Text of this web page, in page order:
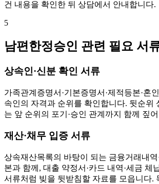
건 내용을 확인한 뒤 상담에서 안내합니다.
5
남편한정승인 관련 필요 서
상속인·신분 확인 서류
가족관계증명서·기본증명서·제적등본·혼
속인의 자격과 순위를 확인합니다. 뒷순위
는 앞 순위의 포기·승인 관계까지 함께 짚
재산·채무 입증 서류
상속재산목록의 바탕이 되는 금융거래내
본과 함께, 대출 약정서·카드 내역·세금 체
서류처럼 빚을 뒷받침할 자료를 모읍니다.